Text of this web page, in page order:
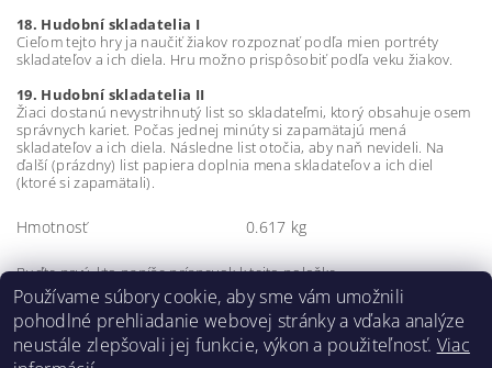
18. Hudobní skladatelia I
Cieľom tejto hry ja naučiť žiakov rozpoznať podľa mien portréty
skladateľov a ich diela. Hru možno prispôsobiť podľa veku žiakov.
19. Hudobní skladatelia II
Žiaci dostanú nevystrihnutý list so skladateľmi, ktorý obsahuje osem
správnych kariet. Počas jednej minúty si zapamätajú mená
skladateľov a ich diela. Následne list otočia, aby naň nevideli. Na
ďalší (prázdny) list papiera doplnia mena skladateľov a ich diel
(ktoré si zapamätali).
Hmotnosť 0.617 kg
Buďte prvý, kto napíše príspevok k tejto položke.
Pridať komentár
Používame súbory cookie, aby sme vám umožnili
pohodlné prehliadanie webovej stránky a vďaka analýze
neustále zlepšovali jej funkcie, výkon a použiteľnosť. Viac